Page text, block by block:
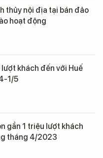
thủy nội địa tại bán đảo
hoạt động
khách đến với Huế
1/5
gần 1 triệu lượt khách
tháng 4/2023